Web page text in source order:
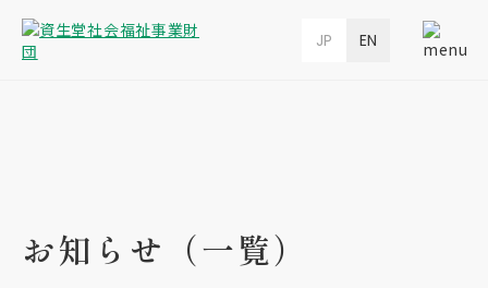
JP EN
お知らせ（一覧）